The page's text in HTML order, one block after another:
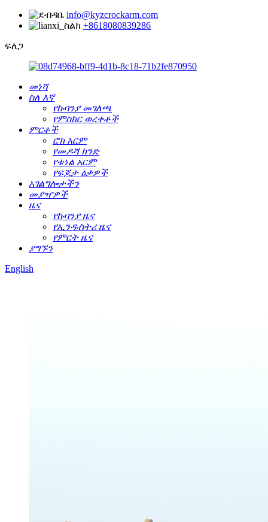
info@kyzcrockarm.com
+8618080839286
ፍለጋ
መነሻ
ስለ እኛ
የኩባንያ መገለጫ
የምስክር ወረቀቶች
ምርቶች
ሮክ አርም
የመዶሻ ክንድ
የቱነል አርም
የፍጆታ ዕቃዎች
አገልግሎታችን
መያዣዎች
ዜና
የኩባንያ ዜና
የኢንዱስትሪ ዜና
የምርት ዜና
ያግኙን
English